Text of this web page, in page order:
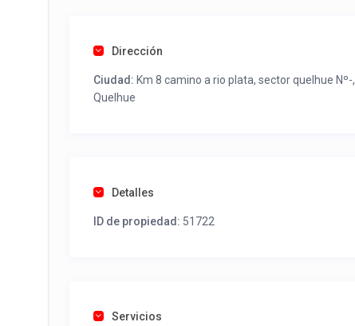
Dirección
Ciudad: Km 8 camino a rio plata, sector quelhue Nº-,
Quelhue
Detalles
ID de propiedad: 51722
Servicios